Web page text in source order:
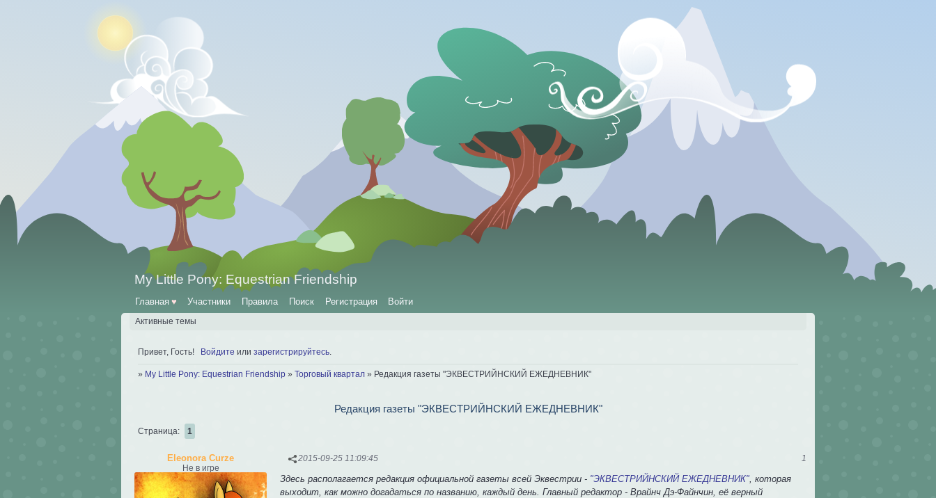
My Little Pony: Equestrian Friendship
Главная ♥ Участники Правила Поиск Регистрация Войти
Активные темы
Привет, Гость! Войдите или зарегистрируйтесь
» My Little Pony: Equestrian Friendship » Торговый квартал » Редакция газеты "ЭКВЕСТРИЙНСКИЙ ЕЖЕДНЕВНИК"
Редакция газеты "ЭКВЕСТРИЙНСКИЙ ЕЖЕДНЕВНИК"
Страница: 1
1
2015-09-25 11:09:45
Eleonora Curze
Не в игре
Здесь располагается редакция официальной газеты всей Эквестрии - "ЭКВЕСТРИЙНСКИЙ ЕЖЕДНЕВНИК" , которая
выходит, как можно догадаться по названию, каждый день. Главный редактор - Врайнч Дэ-Файнчин, её верный